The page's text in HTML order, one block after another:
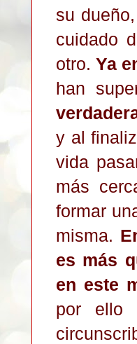
su
cuidado
otro. Ya
han
y al
vida
más
formar
misma.
es más
en este
por ello